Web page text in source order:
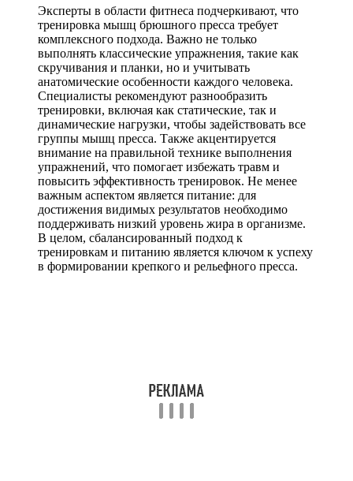
Эксперты в области фитнеса подчеркивают, что
тренировка мышц брюшного пресса требует
комплексного подхода. Важно не только
выполнять классические упражнения, такие как
скручивания и планки, но и учитывать
анатомические особенности каждого человека.
Специалисты рекомендуют разнообразить
тренировки, включая как статические, так и
динамические нагрузки, чтобы задействовать все
группы мышц пресса. Также акцентируется
внимание на правильной технике выполнения
упражнений, что помогает избежать травм и
повысить эффективность тренировок. Не менее
важным аспектом является питание: для
достижения видимых результатов необходимо
поддерживать низкий уровень жира в организме.
В целом, сбалансированный подход к
тренировкам и питанию является ключом к успеху
в формировании крепкого и рельефного пресса.